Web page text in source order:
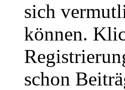
sich
können.
schon